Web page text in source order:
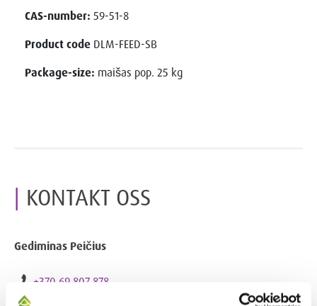
CAS-number: 59-51-8
Product code DLM-FEED-SB
Package-size: maišas pop. 25 kg
KONTAKT OSS
Gediminas Peičius
+370 69 807 878